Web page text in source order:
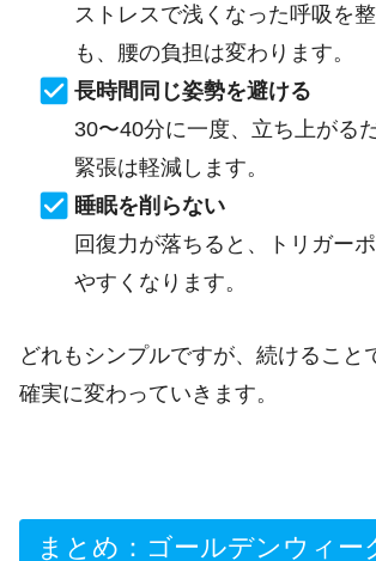
ストレスで浅くなった呼吸を
も、腰の負担は変わります。
長時間同じ姿勢を避ける
30〜40分に一度、立ち上がる
緊張は軽減します。
睡眠を削らない
回復力が落ちると、トリガー
やすくなります。
どれもシンプルですが、続けること
確実に変わっていきます。
まとめ：ゴールデンウィー